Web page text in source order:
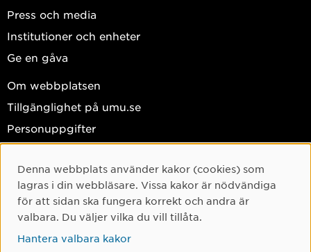
Press och media
Institutioner och enheter
Ge en gåva
Om webbplatsen
Tillgänglighet på umu.se
Personuppgifter
Facebook
Instagram
TikTok
Youtube
Cookie-samtycke
Denna webbplats använder kakor (cookies) som
lagras i din webbläsare. Vissa kakor är nödvändiga
för att sidan ska fungera korrekt och andra är
valbara. Du väljer vilka du vill tillåta.
Hantera valbara kakor